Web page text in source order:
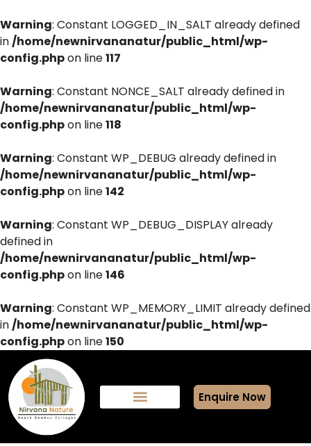
Warning: Constant LOGGED_IN_SALT already defined
in/home/newnirvananatur/public_html/wp-
config.phpon line117
Warning: Constant NONCE_SALT already defined in
/home/newnirvananatur/public_html/wp-
config.phpon line118
Warning: Constant WP_DEBUG already defined in
/home/newnirvananatur/public_html/wp-
config.phpon line142
Warning: Constant WP_DEBUG_DISPLAY already
defined in
/home/newnirvananatur/public_html/wp-
config.phpon line146
Warning: Constant WP_MEMORY_LIMIT already defined
in/home/newnirvananatur/public_html/wp-
config.phpon line150
Enquire Now